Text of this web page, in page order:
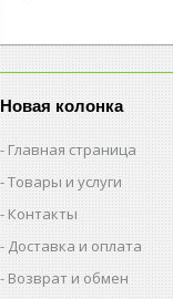
Новая колонка
Главная страница
Товары и услуги
Контакты
Доставка и оплата
Возврат и обмен